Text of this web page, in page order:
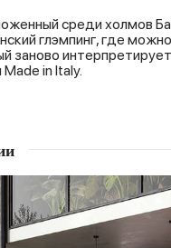
среди холмов
глэмпинг, где
заново
in Italy.